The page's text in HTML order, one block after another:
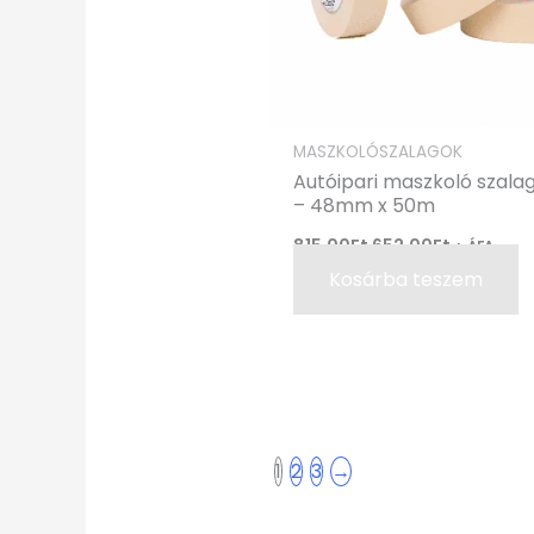
MASZKOLÓSZALAGOK
Autóipari maszkoló
– 48mm x 50m
815,00Ft652,00Ft+ ÁFA
Kosárba teszem
1 2 3 →